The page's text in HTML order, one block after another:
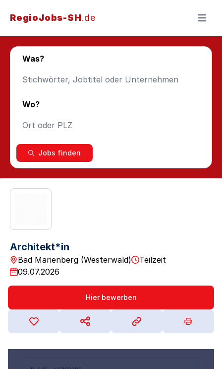
RegioJobs-SH.de Menü
Was?
Wo?
Jobs finden
Architekt*in
Bad Marienberg (Westerwald)
Teilzeit
09.07.2026
Hier bewerben